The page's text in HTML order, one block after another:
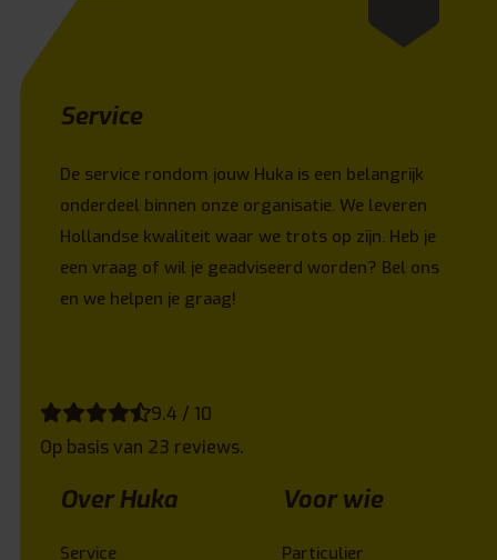
Service
De service rondom jouw Huka is een belangrijk
onderdeel binnen onze organisatie. We leveren
Hollandse kwaliteit waar we trots op zijn. Heb je
een vraag of wil je geadviseerd worden? Bel ons
en we helpen je graag!
9.4 / 10
Op basis van 23 reviews.
Over Huka
Service
Voor wie
Particulier